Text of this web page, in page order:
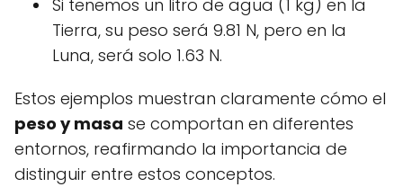
Si tenemos un litro de agua (1 kg) en la
Tierra, su peso será 9.81 N, pero en la
Luna, será solo 1.63 N.
Estos ejemplos muestran claramente cómo el
peso y masa se comportan en diferentes
entornos, reafirmando la importancia de
distinguir entre estos conceptos.